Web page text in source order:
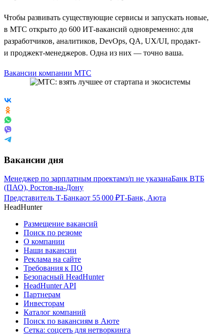
Чтобы развивать существующие сервисы и запускать новые,
в МТС открыто до 600 ИТ-вакансий одновременно: для
разработчиков, аналитиков, DevOps, QA, UX/UI, продакт-
и проджект-менеджеров. Одна из них — точно ваша.
Вакансии компании МТС
Вакансии дня
Менеджер по зарплатным проектамз/п не указанаБанк ВТБ
(ПАО), Ростов-на-Дону
Представитель Т-Банкаот 55 000 ₽Т-Банк, Аюта
HeadHunter
Размещение вакансий
Поиск по резюме
О компании
Наши вакансии
Реклама на сайте
Требования к ПО
Безопасный HeadHunter
HeadHunter API
Партнерам
Инвесторам
Каталог компаний
Поиск по вакансиям в Аюте
Сетка: соцсеть для нетворкинга